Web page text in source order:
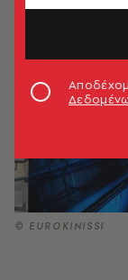
© EUROKINISSI